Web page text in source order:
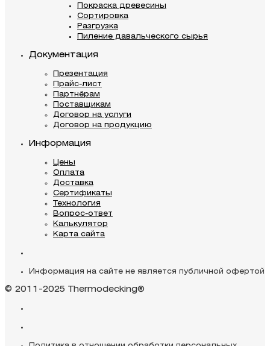
Покраска древесины
Сортировка
Разгрузка
Пиление давальческого сырья
Документация
Презентация
Прайс-лист
Партнёрам
Поставщикам
Договор на услуги
Договор на продукцию
Информация
Цены
Оплата
Доставка
Сертификаты
Технология
Вопрос-ответ
Калькулятор
Карта сайта
Информация на сайте не является публичной офертой
© 2011-2025 Thermodecking®